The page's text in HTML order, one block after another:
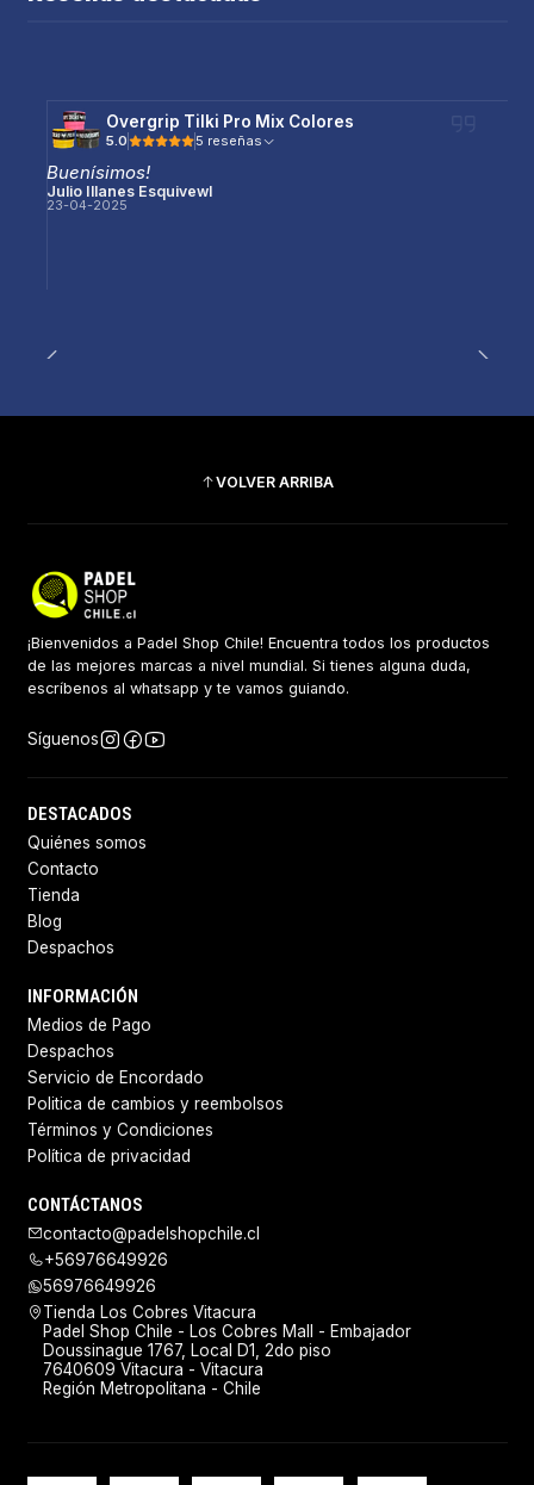
Overgrip Tilki Pro Mix Colores
5.0 5 reseñas
Buenísimos!
Julio Illanes Esquivewl
23-04-2025
VOLVER ARRIBA
¡Bienvenidos a Padel Shop Chile! Encuentra todos los productos
de las mejores marcas a nivel mundial. Si tienes alguna duda,
escríbenos al whatsapp y te vamos guiando.
Síguenos
DESTACADOS
Quiénes somos
Contacto
Tienda
Blog
Despachos
INFORMACIÓN
Medios de Pago
Despachos
Servicio de Encordado
Politica de cambios y reembolsos
Términos y Condiciones
Política de privacidad
CONTÁCTANOS
contacto@padelshopchile.cl
+56976649926
56976649926
Tienda Los Cobres Vitacura
Padel Shop Chile - Los Cobres Mall - Embajador
Doussinague 1767, Local D1, 2do piso
7640609 Vitacura - Vitacura
Región Metropolitana - Chile